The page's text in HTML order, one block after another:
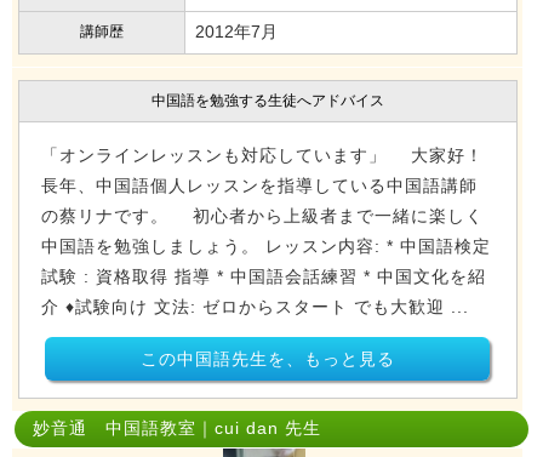
講師歴 2012年7月
中国語を勉強する生徒へアドバイス
「オンラインレッスンも対応しています」 大家好！
長年、中国語個人レッスンを指導している中国語講師
の蔡リナです。 初心者から上級者まで一緒に楽しく
中国語を勉強しましょう。 レッスン内容: * 中国語検定
試験 : 資格取得 指導 * 中国語会話練習 * 中国文化を紹
介 ♦️試験向け 文法: ゼロからスタート でも大歓迎 ...
この中国語先生を、もっと見る
妙音通 中国語教室｜cui dan 先生